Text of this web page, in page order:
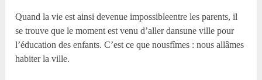
Quand la vie est ainsi devenue impossibleentre les parents, il
se trouve que le moment est venu d’aller dansune ville pour
l’éducation des enfants. C’est ce que nousfîmes : nous allâmes
habiter la ville.